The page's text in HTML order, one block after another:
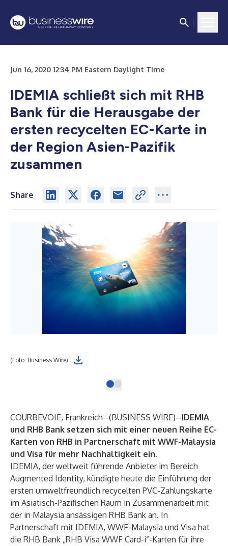
Jun 16, 2020 12:34 PM Eastern Daylight Time
IDEMIA schließt sich mit RHB
Bank für die Herausgabe der
ersten recycelten EC-Karte in
der Region Asien-Pazifik
zusammen
Share
(Foto: Business Wire)
COURBEVOIE, Frankreich--(BUSINESS WIRE)--IDEMIA
und RHB Bank setzen sich mit einer neuen Reihe EC-
Karten von RHB in Partnerschaft mit WWF-Malaysia
und Visa für mehr Nachhaltigkeit ein.
IDEMIA, der weltweit führende Anbieter im Bereich
Augmented Identity, kündigte heute die Einführung der
ersten umweltfreundlich recycelten PVC-Zahlungskarte
im Asiatisch-Pazifischen Raum in Zusammenarbeit mit
der in Malaysia ansässigen RHB Bank an. In
Partnerschaft mit IDEMIA, WWF-Malaysia und Visa hat
die RHB Bank „RHB Visa WWF Card-i”-Karten für ihre